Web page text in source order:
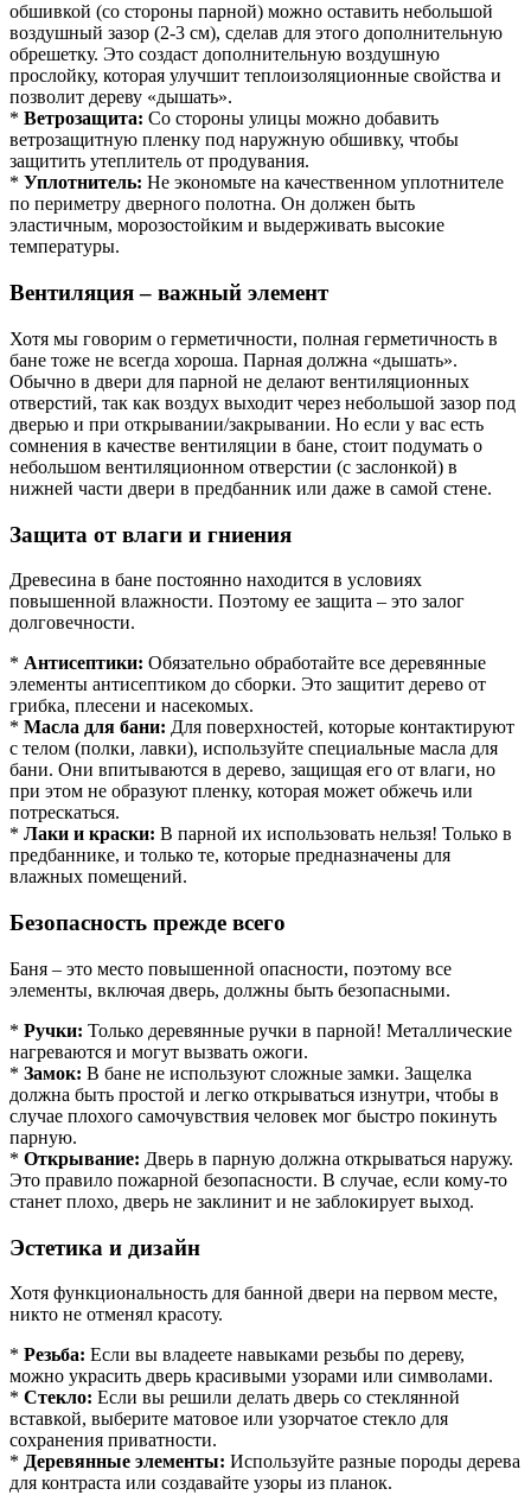
обшивкой (со стороны парной) можно оставить небольшой
воздушный зазор (2-3 см), сделав для этого дополнительную
обрешетку. Это создаст дополнительную воздушную
прослойку, которая улучшит теплоизоляционные свойства и
позволит дереву «дышать».
* Ветрозащита: Со стороны улицы можно добавить
ветрозащитную пленку под наружную обшивку, чтобы
защитить утеплитель от продувания.
* Уплотнитель: Не экономьте на качественном уплотнителе
по периметру дверного полотна. Он должен быть
эластичным, морозостойким и выдерживать высокие
температуры.
Вентиляция – важный элемент
Хотя мы говорим о герметичности, полная герметичность в
бане тоже не всегда хороша. Парная должна «дышать».
Обычно в двери для парной не делают вентиляционных
отверстий, так как воздух выходит через небольшой зазор под
дверью и при открывании/закрывании. Но если у вас есть
сомнения в качестве вентиляции в бане, стоит подумать о
небольшом вентиляционном отверстии (с заслонкой) в
нижней части двери в предбанник или даже в самой стене.
Защита от влаги и гниения
Древесина в бане постоянно находится в условиях
повышенной влажности. Поэтому ее защита – это залог
долговечности.
* Антисептики: Обязательно обработайте все деревянные
элементы антисептиком до сборки. Это защитит дерево от
грибка, плесени и насекомых.
* Масла для бани: Для поверхностей, которые контактируют
с телом (полки, лавки), используйте специальные масла для
бани. Они впитываются в дерево, защищая его от влаги, но
при этом не образуют пленку, которая может обжечь или
потрескаться.
* Лаки и краски: В парной их использовать нельзя! Только в
предбаннике, и только те, которые предназначены для
влажных помещений.
Безопасность прежде всего
Баня – это место повышенной опасности, поэтому все
элементы, включая дверь, должны быть безопасными.
* Ручки: Только деревянные ручки в парной! Металлические
нагреваются и могут вызвать ожоги.
* Замок: В бане не используют сложные замки. Защелка
должна быть простой и легко открываться изнутри, чтобы в
случае плохого самочувствия человек мог быстро покинуть
парную.
* Открывание: Дверь в парную должна открываться наружу.
Это правило пожарной безопасности. В случае, если кому-то
станет плохо, дверь не заклинит и не заблокирует выход.
Эстетика и дизайн
Хотя функциональность для банной двери на первом месте,
никто не отменял красоту.
* Резьба: Если вы владеете навыками резьбы по дереву,
можно украсить дверь красивыми узорами или символами.
* Стекло: Если вы решили делать дверь со стеклянной
вставкой, выберите матовое или узорчатое стекло для
сохранения приватности.
* Деревянные элементы: Используйте разные породы дерева
для контраста или создавайте узоры из планок.